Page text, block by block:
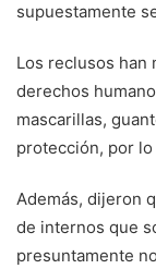
supuestamente
Los reclusos han
derechos
mascarillas,
protección, por
Además, dijeron
de internos que
presuntamente